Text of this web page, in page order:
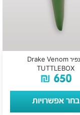
סנפיר Drake Venom
TUTTLEBOX
₪ 650
בחר אפשרויות